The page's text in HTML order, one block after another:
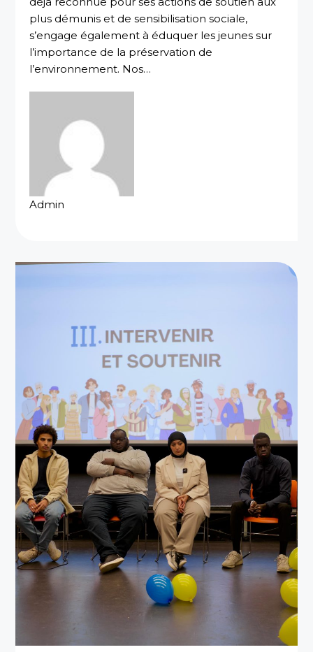
plus démunis et de sensibilisation sociale,
s’engage également à éduquer les jeunes sur
l’importance de la préservation de
l’environnement. Nos…
Admin